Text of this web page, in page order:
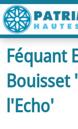
ACCUEIL
CARTE
NOS PARCOURS
Féquant
Bouisset
l'Echo'